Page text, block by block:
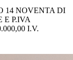
14 NOVENTA DI
E P.IVA
I.V.